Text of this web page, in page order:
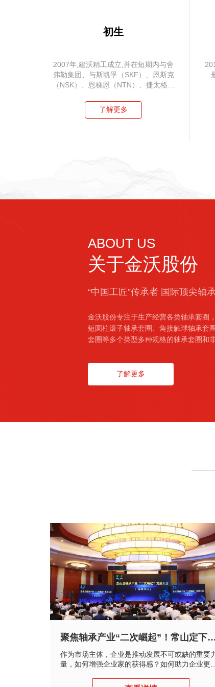
初生
2007年,建沃精工成立,并在短期内与舍
弗勒集团、与斯凯孚（SKF）、恩斯克
（NSK）、恩梯恩（NTN）、捷太格特
了解更多
ABOUT US
关于金沃股份
“中国工匠”传承者 国际顶尖轴
金沃股份专注于生产经营各类轴承套圈
短圆柱滚子轴承套圈、角接触球轴承套
套圈等多个类型多种规格的轴承套圈和
了解更多
聚焦轴承产业“二次崛起”！常山定下百亿产业新目标
作为市场主体，企业是推动发展不可或缺的重要
量，如何增强企业家的获得感？如何助力企业更精